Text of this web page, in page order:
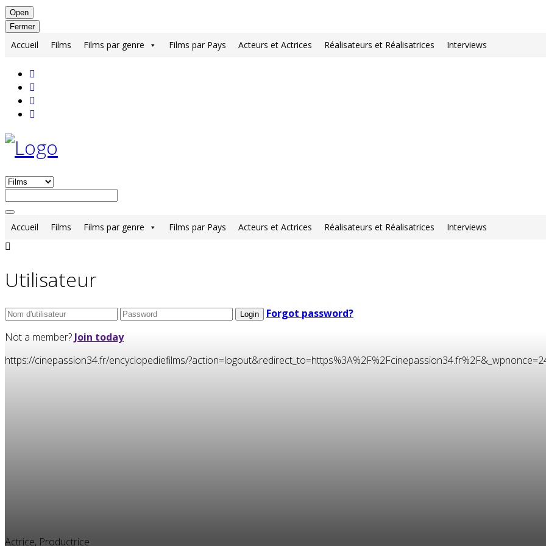
Open
Fermer
Accueil Films Films par genre Films par Pays Acteurs et Actrices Réalisateurs et Réalisatrices Interviews
Accueil Films Films par genre Films par Pays Acteurs et Actrices Réalisateurs et Réalisatrices Interviews
Utilisateur
Forgot password?
Not a member? Join today
https://cinepassion34.fr/encyclopediefilms/
Actrice, Productrice